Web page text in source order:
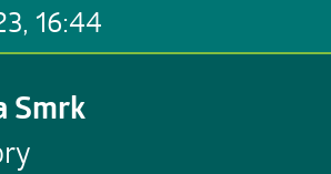
16:44
Smrk